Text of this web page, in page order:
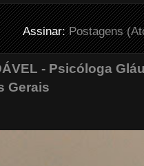
Assinar:Postagens
- Psicóloga
Gerais